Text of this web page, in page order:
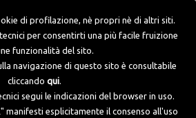
di profilazione, nè propri nè di altri siti.
per consentirti una più facile fruizione
funzionalità del sito.
navigazione di questo sito è consultabile
cliccando qui.
segui le indicazioni del browser in uso.
manifesti esplicitamente il consenso all'uso
Commutatori
725